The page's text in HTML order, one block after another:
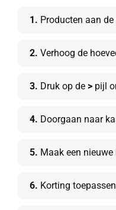
1. Producten aan
2. Verhoog de
3. Druk op de > pijl
4. Doorgaan naar
5. Maak een
6. Korting